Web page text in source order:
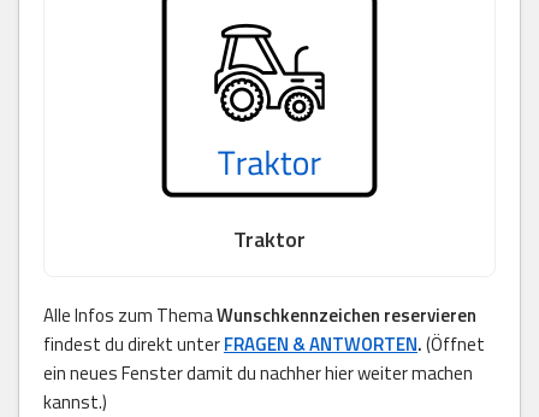
Traktor
Alle Infos zum ThemaWunschkennzeichen reservieren
findest du direkt unterFRAGEN & ANTWORTEN.(Öffnet
ein neues Fenster damit du nachher hier weiter machen
kannst.)